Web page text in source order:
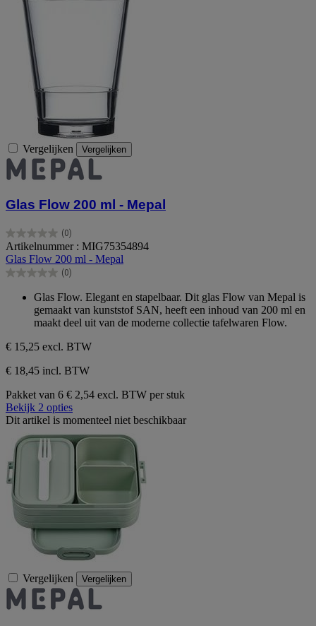
Vergelijken Vergelijken
Glas Flow 200 ml - Mepal
(0)
0.0
van
de
5
Artikelnummer : MIG75354894
Glas Flow 200 ml - Mepal
(0)
0.0
sterren.
Glas Flow. Elegant en stapelbaar. Dit glas Flow van Mepal is
gemaakt van kunststof SAN, heeft een inhoud van 200 ml en
maakt deel uit van de moderne collectie tafelwaren Flow.
€ 15,25 excl. BTW
€ 18,45 incl. BTW
Pakket van 6 € 2,54 excl. BTW per stuk
Bekijk 2 opties
Dit artikel is momenteel niet beschikbaar
Vergelijken Vergelijken